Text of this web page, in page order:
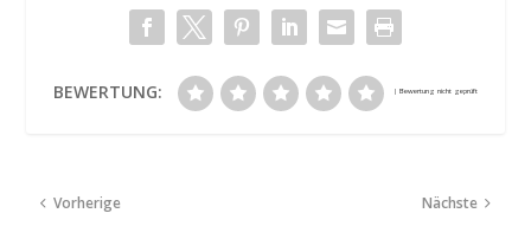
BEWERTUNG:
Vorherige Nächste